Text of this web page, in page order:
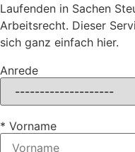
Laufenden in Sachen
Arbeitsrecht. Dieser
sich ganz einfach hier.
Anrede
* Vorname